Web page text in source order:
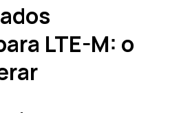
LTE-M: o